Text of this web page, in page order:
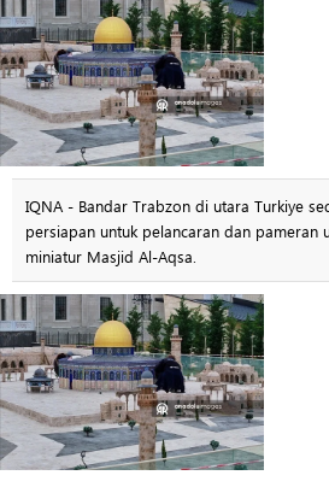
IQNA - Bandar Trabzon di utara Turkiye
persiapan untuk pelancaran dan pameran
miniatur Masjid Al-Aqsa.